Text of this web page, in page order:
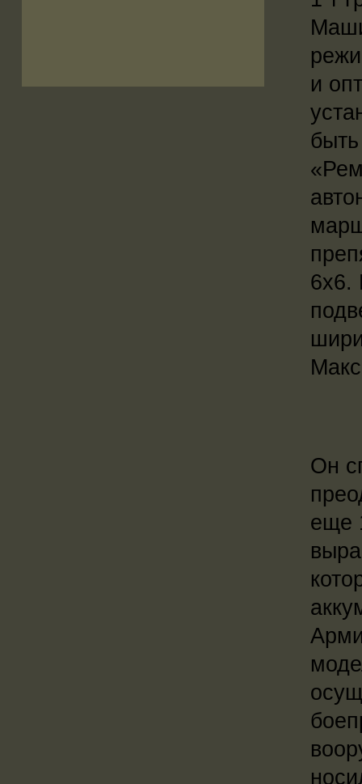
и
6х6.
Он
еще